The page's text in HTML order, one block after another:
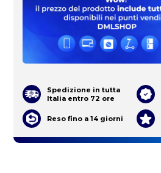
Spedizione in tutta
Italia entro 72 ore
Reso fino a 14 giorni